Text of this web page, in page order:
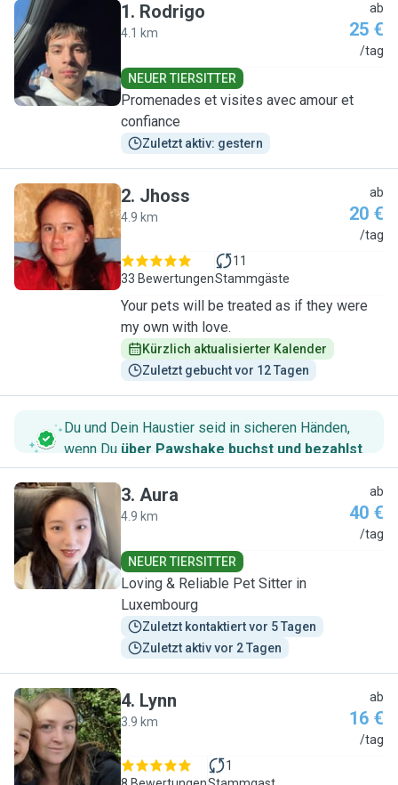
R
1. Rodrigo
4.1 km
ab
25 €
/tag
NEUER TIERSITTER
Promenades et visites avec amour et
confiance
Zuletzt aktiv: gestern
J
2. Jhoss
4.9 km
ab
20 €
/tag
33 Bewertungen
11
Stammgäste
Your pets will be treated as if they were
my own with love.
Kürzlich aktualisierter Kalender
Zuletzt gebucht vor 12 Tagen
Du und Dein Haustier seid in sicheren Händen,
wenn Du über Pawshake buchst und bezahlst.
A
3. Aura
4.9 km
ab
40 €
/tag
NEUER TIERSITTER
Loving & Reliable Pet Sitter in
Luxembourg
Zuletzt kontaktiert vor 5 Tagen
Zuletzt aktiv vor 2 Tagen
L
4. Lynn
3.9 km
ab
16 €
/tag
1